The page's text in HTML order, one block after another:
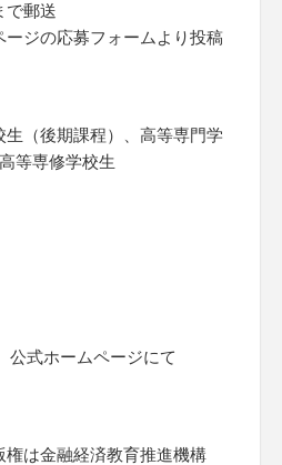
で郵送
ージの応募フォームより投稿
（後期課程）、高等専門学
等専修学校生
公式ホームページにて
権は金融経済教育推進機構